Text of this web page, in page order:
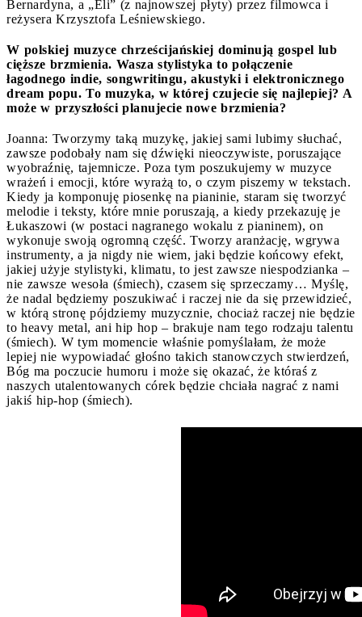
Bernardyna, a „Eli” (z najnowszej płyty) przez filmowca i
reżysera Krzysztofa Leśniewskiego.
W polskiej muzyce chrześcijańskiej dominują gospel lub
cięższe brzmienia. Wasza stylistyka to połączenie
łagodnego indie, songwritingu, akustyki i elektronicznego
dream popu. To muzyka, w której czujecie się najlepiej? A
może w przyszłości planujecie nowe brzmienia?
Joanna: Tworzymy taką muzykę, jakiej sami lubimy słuchać,
zawsze podobały nam się dźwięki nieoczywiste, poruszające
wyobraźnię, tajemnicze. Poza tym poszukujemy w muzyce
wrażeń i emocji, które wyrażą to, o czym piszemy w tekstach.
Kiedy ja komponuję piosenkę na pianinie, staram się tworzyć
melodie i teksty, które mnie poruszają, a kiedy przekazuję je
Łukaszowi (w postaci nagranego wokalu z pianinem), on
wykonuje swoją ogromną część. Tworzy aranżację, wgrywa
instrumenty, a ja nigdy nie wiem, jaki będzie końcowy efekt,
jakiej użyje stylistyki, klimatu, to jest zawsze niespodzianka –
nie zawsze wesoła (śmiech), czasem się sprzeczamy… Myślę,
że nadal będziemy poszukiwać i raczej nie da się przewidzieć,
w którą stronę pójdziemy muzycznie, chociaż raczej nie będzie
to heavy metal, ani hip hop – brakuje nam tego rodzaju talentu
(śmiech). W tym momencie właśnie pomyślałam, że może
lepiej nie wypowiadać głośno takich stanowczych stwierdzeń,
Bóg ma poczucie humoru i może się okazać, że któraś z
naszych utalentowanych córek będzie chciała nagrać z nami
jakiś hip-hop (śmiech).